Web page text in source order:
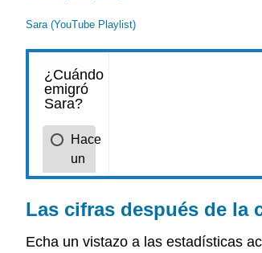
Sara (YouTube Playlist)
Las cifras después de la
Echa un vistazo a las estadísticas